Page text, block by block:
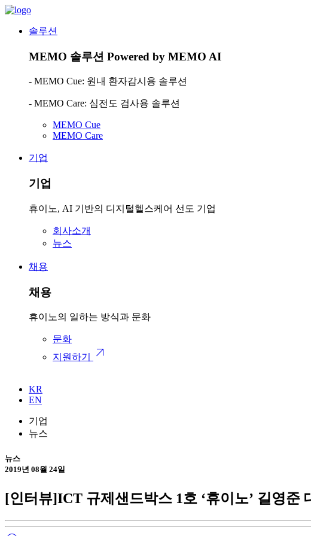
솔루션
MEMO 솔루션 Powered by MEMO AI
- MEMO Cue: 원내 환자감시용 솔루션
- MEMO Care: 심전도 검사용 솔루션
MEMO Cue
MEMO Care
기업
기업
휴이노, AI 기반의 디지털헬스케어 선도 기업
회사소개
뉴스
채용
채용
휴이노의 일하는 방식과 문화
문화
지원하기
arrow_outward
KR
EN
기업
뉴스
뉴스
2019년 08월 24일
[인터뷰]ICT 규제샌드박스 1호 ‘휴이노’ 길영준